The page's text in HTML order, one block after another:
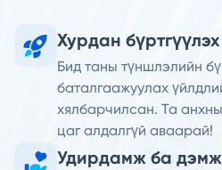
Хурдан бүртгүүлэх
Бид таны түншлэлийн
баталгаажуулах
хялбарчилсан. Та
цаг алдалгүй аваарай!
Удирдамж ба